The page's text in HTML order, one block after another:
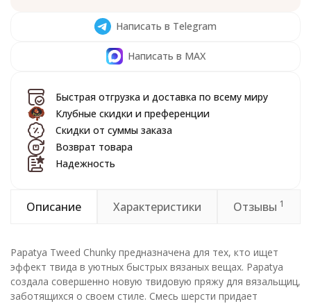
Написать в Telegram
Написать в MAX
Быстрая отгрузка и доставка по всему миру
Клубные скидки и преференции
Скидки от суммы заказа
Возврат товара
Надежность
Описание Характеристики Отзывы 1
Papatya Tweed Chunky предназначена для тех, кто ищет
эффект твида в уютных быстрых вязаных вещах. Papatya
создала совершенно новую твидовую пряжу для вязальщиц,
заботящихся о своем стиле. Смесь шерсти придает